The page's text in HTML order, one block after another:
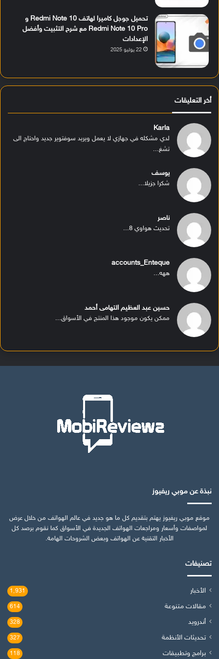
تحميل جوجل كاميرا لهاتف Redmi Note 10 و
Redmi Note 10 Pro مع شرح التثبيت وأفضل
الإعدادات
22 يوليو 2025
أخر التعليقات
Karla
لدي مشكله في جهازي لا يعمل ويريد سوفتوير جديد واحتاج الى
تشغ...
يوسف
شكرا جزيلا...
ناصر
تحديث هواوي 8...
accounts_Enteque
ههه...
حسين عبد العظيم التهامى أحمد
ممكن يكون موجود هذا المنتج في الأسواق...
نبذة عن موبي ريفيوز
موقع موبي ريفيوز يهتم بتقديم كل ما هو جديد في عالم الهواتف من خلال عرض
لمواصفات وأسعار ومراجعات الهواتف الجديدة في الأسواق كما نقوم برصد كل
الأخبار التقنية عن الهواتف وبعض الشروحات الهامة.
تصنيفات
الأخبار 1٬931
مقالات متنوعة 614
أندرويد 328
تحديثات الأنظمة 327
برامج وتطبيقات 118